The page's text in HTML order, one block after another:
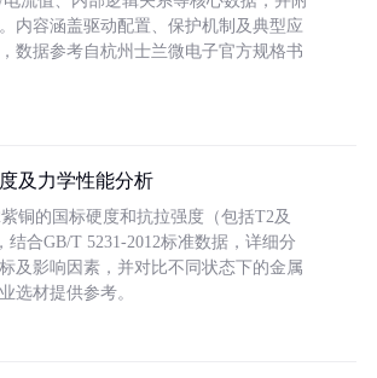
内容涵盖驱动配置、保护机制及典型应
数据参考自杭州士兰微电子官方规格书
及力学性能分析
铜的国标硬度和抗拉强度（包括T2及
结合GB/T 5231-2012标准数据，详细分
及影响因素，并对比不同状态下的金属
选材提供参考。